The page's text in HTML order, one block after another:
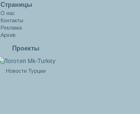
Cтраницы
О нас
Контакты
Реклама
Архив
Проекты
Новости Турции